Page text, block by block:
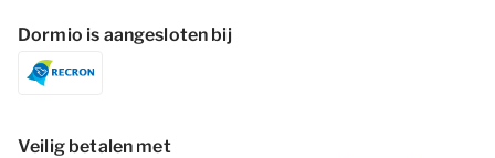
Dormio is aangesloten bij
Veilig betalen met